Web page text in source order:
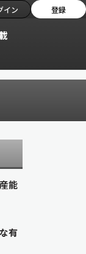
イン 登録
能
有